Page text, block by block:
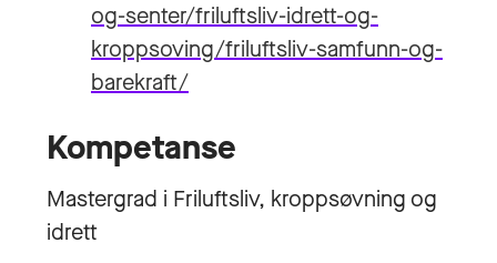
og-senter/friluftsliv-idrett-og-
kroppsoving/friluftsliv-samfunn-og-
barekraft/
Kompetanse
Mastergrad i Friluftsliv, kroppsøvning og
idrett